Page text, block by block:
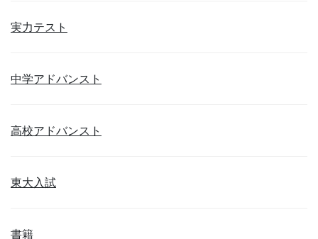
実力テスト
中学アドバンスト
高校アドバンスト
東大入試
書籍